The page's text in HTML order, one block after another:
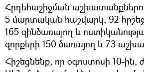
Հրդեհաշիջման
5 մարտական հաշվարկ, 92
165 զինծառայող և
զորքերի 150 ծառայող և 73
Հիշեցնենք, որ օգոստոսի 10-ին,